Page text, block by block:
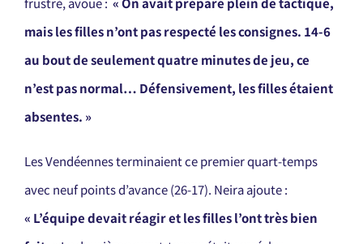
mais les filles n’ont pas respecté les consignes. 14-6
au bout de seulementquatre minutes de jeu, ce
n’est pas normal… Défensivement, les filles étaient
absentes. »
Les Vendéennes terminaient ce premier quart-temps
avec neuf points d’avance (26-17). Neira ajoute :
« L’équipe devait réagir et les filles l’ont très bien